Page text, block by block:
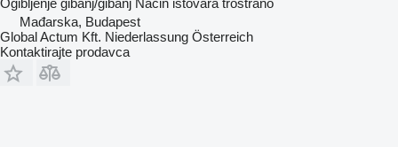
Ogibljenje gibanj/gibanj Način istovara trostrano
Mađarska, Budapest
Global Actum Kft. Niederlassung Österreich
Kontaktirajte prodavca